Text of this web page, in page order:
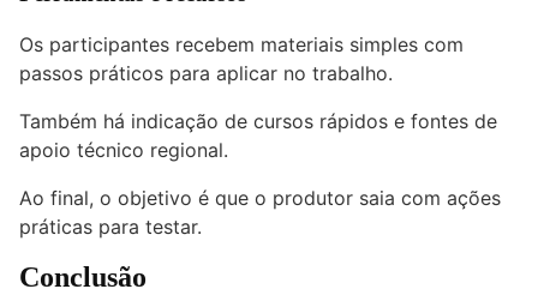
Os participantes recebem materiais simples com
passos práticos para aplicar no trabalho.
Também há indicação de cursos rápidos e fontes de
apoio técnico regional.
Ao final, o objetivo é que o produtor saia com ações
práticas para testar.
Conclusão